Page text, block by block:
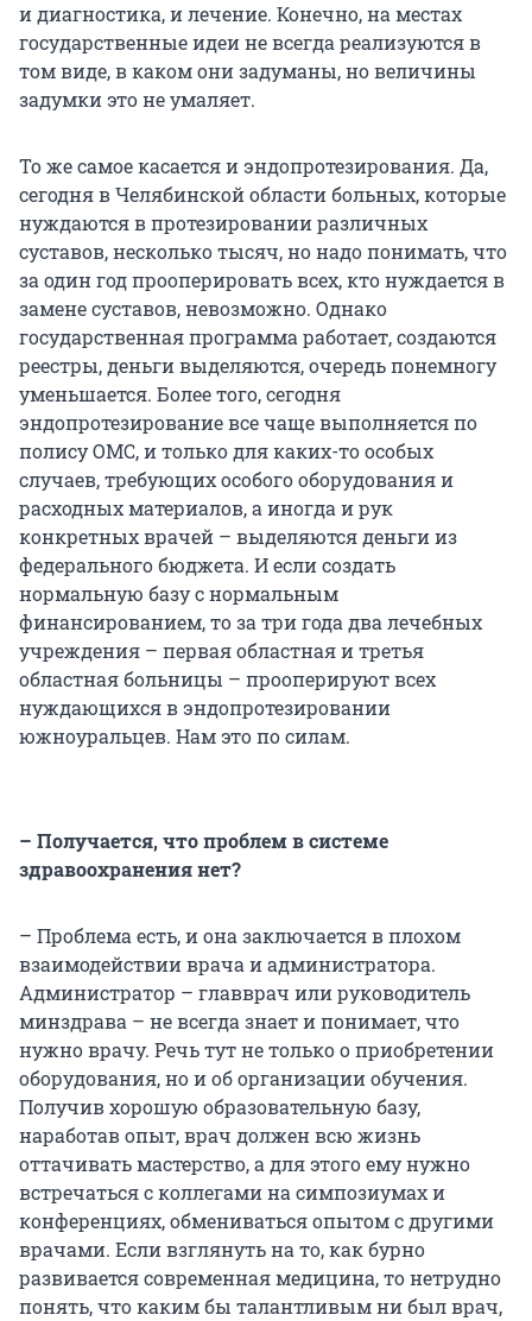
и диагностика, и лечение. Конечно, на местах
государственные идеи не всегда реализуются в
том виде, в каком они задуманы, но величины
задумки это не умаляет.
То же самое касается и эндопротезирования. Да,
сегодня в Челябинской области больных, которые
нуждаются в протезировании различных
суставов, несколько тысяч, но надо понимать, что
за один год прооперировать всех, кто нуждается в
замене суставов, невозможно. Однако
государственная программа работает, создаются
реестры, деньги выделяются, очередь понемногу
уменьшается. Более того, сегодня
эндопротезирование все чаще выполняется по
полису ОМС, и только для каких-то особых
случаев, требующих особого оборудования и
расходных материалов, а иногда и рук
конкретных врачей – выделяются деньги из
федерального бюджета. И если создать
нормальную базу с нормальным
финансированием, то за три года два лечебных
учреждения – первая областная и третья
областная больницы – прооперируют всех
нуждающихся в эндопротезировании
южноуральцев. Нам это по силам.
– Получается, что проблем в системе
здравоохранения нет?
– Проблема есть, и она заключается в плохом
взаимодействии врача и администратора.
Администратор – главврач или руководитель
минздрава – не всегда знает и понимает, что
нужно врачу. Речь тут не только о приобретении
оборудования, но и об организации обучения.
Получив хорошую образовательную базу,
наработав опыт, врач должен всю жизнь
оттачивать мастерство, а для этого ему нужно
встречаться с коллегами на симпозиумах и
конференциях, обмениваться опытом с другими
врачами. Если взглянуть на то, как бурно
развивается современная медицина, то нетрудно
понять, что каким бы талантливым ни был врач,